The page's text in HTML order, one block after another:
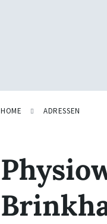
HOME ADRESSEN